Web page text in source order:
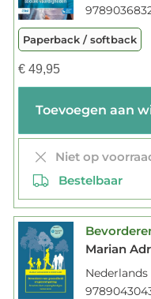
Paperback / softback
€49,95
Toevoegen aan
Niet op
Bestelbaar
Marian
Nederlands